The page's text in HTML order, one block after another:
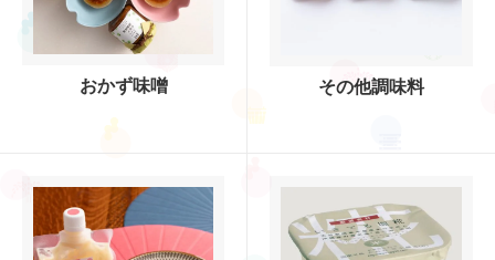
おかず味噌 その他調味料